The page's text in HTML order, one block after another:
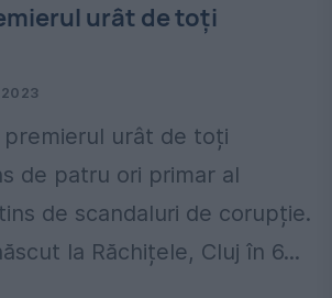
urât de toți
2023
premierul urât de toți
de patru ori primar al
de scandaluri de corupție.
la Răchițele, Cluj în 6...